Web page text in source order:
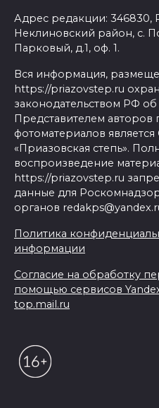
Адрес редакции: 346830,
Неклиновский район, с.
Парковый, д.1, оф. 1.
Вся информация,
https://priazovstep.ru
законодательством РФ
Представителем авторов
фотоматериалов
«Приазовская степь».
воспроизведение
https://priazovstep.ru
данные для
органов
Политика
информации
Согласие на обработку
помощью сервисов
top.mail.ru